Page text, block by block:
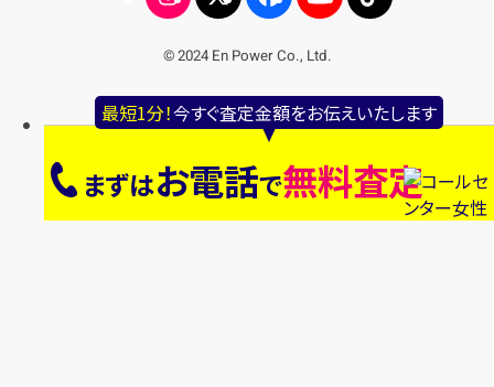
最短1分！今すぐ査定金額をお伝えいたします
まずはお電話で無料査定
© 2024 En Power Co., Ltd.